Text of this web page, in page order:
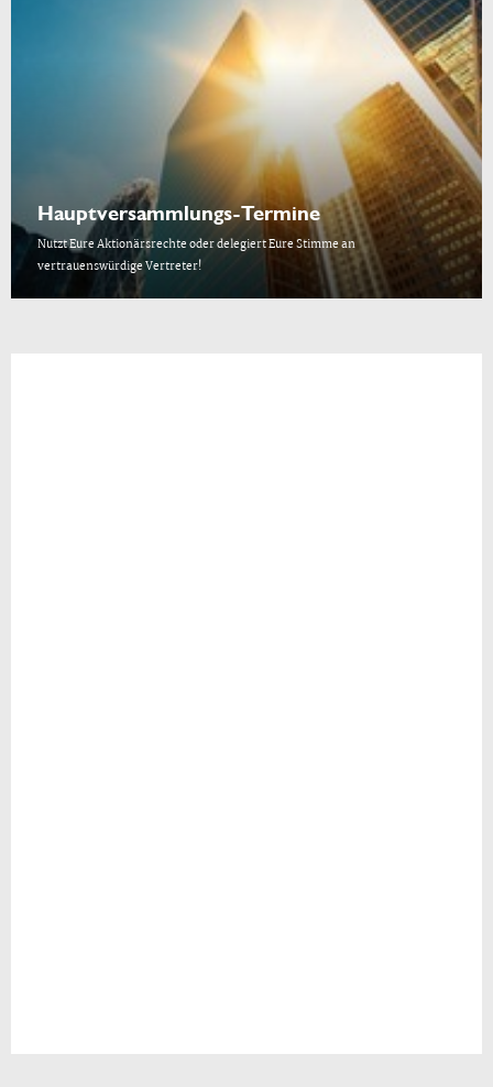
Hauptversammlungs-Termine
Nutzt Eure Aktionärsrechte oder delegiert Eure Stimme an
vertrauenswürdige Vertreter!